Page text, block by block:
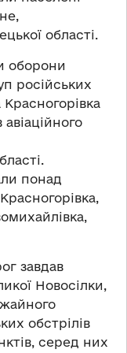
області.
оборони
російських
Красногорівка
понад
завдав
Новосілки,
обстрілів
серед них